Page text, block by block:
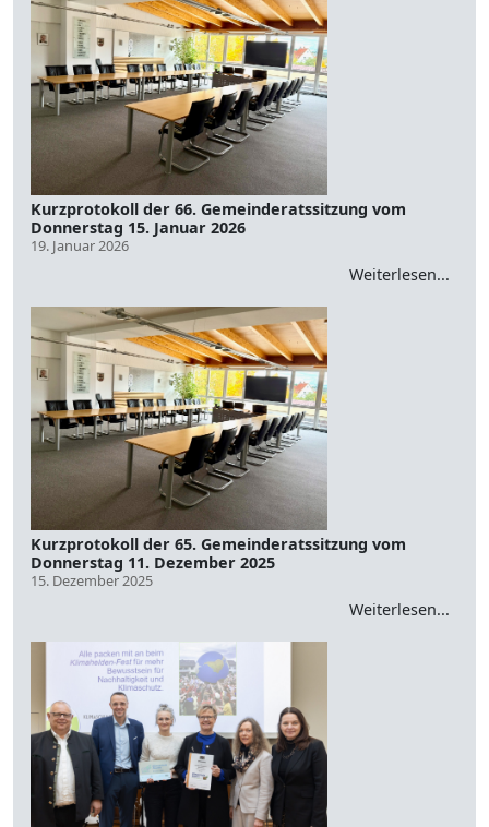
Kurzprotokoll der 66. Gemeinderatssitzung vom
Donnerstag 15. Januar 2026
19. Januar 2026
Weiterlesen...
Kurzprotokoll der 65. Gemeinderatssitzung vom
Donnerstag 11. Dezember 2025
15. Dezember 2025
Weiterlesen...